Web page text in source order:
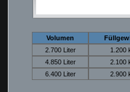
Volumen
2.700 Liter
1.200
4.850 Liter
2.100
6.400 Liter
2.900